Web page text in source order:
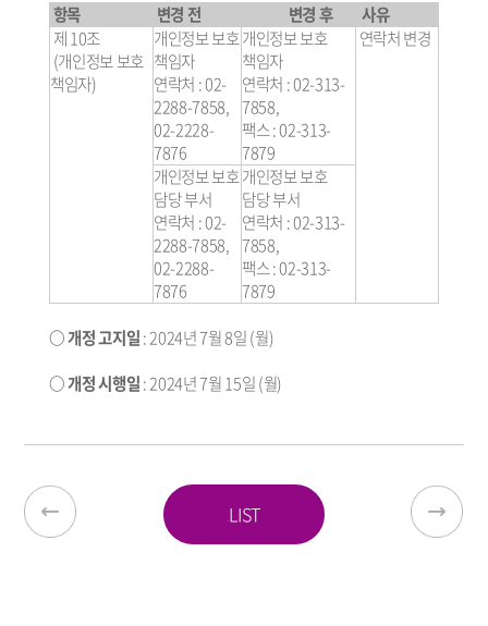
항목 변경 전 변경 후
사유
제 10조
(개인정보 보호
책임자)
개인정보 보호
책임자
연락처 : 02-
2288-7858,
02-2228-
7876
개인정보 보호
책임자
연락처 : 02-313-
7858,
팩스 : 02-313-
7879
연락처 변경
개인정보 보호
담당 부서
연락처 : 02-
2288-7858,
02-2288-
7876
개인정보 보호
담당 부서
연락처 : 02-313-
7858,
팩스 : 02-313-
7879
○ 개정 고지일: 2024년 7월 8일 (월)
○ 개정 시행일: 2024년 7월 15일 (월)
LIST